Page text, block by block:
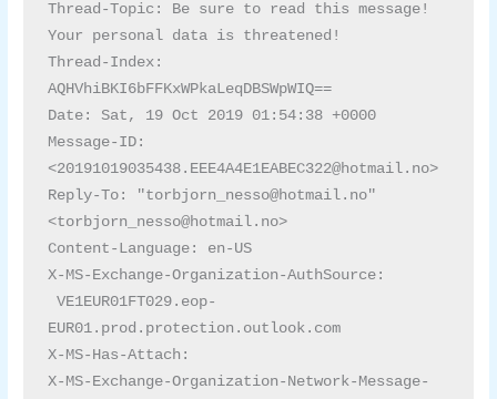
Thread-Topic: Be sure to read this message!
Your personal data is threatened!
Thread-Index:
AQHVhiBKI6bFFKxWPkaLeqDBSWpWIQ==
Date: Sat, 19 Oct 2019 01:54:38 +0000
Message-ID:
<20191019035438.EEE4A4E1EABEC322@hotmail.no>
Reply-To: "torbjorn_nesso@hotmail.no"
<torbjorn_nesso@hotmail.no>
Content-Language: en-US
X-MS-Exchange-Organization-AuthSource:
EUR01.prod.protection.outlook.com
X-MS-Has-Attach:
X-MS-Exchange-Organization-Network-Message-